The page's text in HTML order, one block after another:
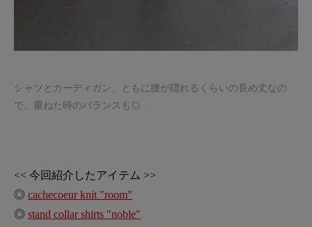
シャツとカーディガン、ともに腰が隠れるくらいの長め丈なの
で、重ねた時のバランスも◎
<< 今回紹介したアイテム >>
◎ cachecoeur knit "room"
◎ stand collar shirts "noble"